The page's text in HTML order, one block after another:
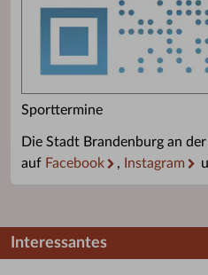
Sporttermine
Die Stadt Brandenburg an
auf Facebook , Instagram
Interessantes